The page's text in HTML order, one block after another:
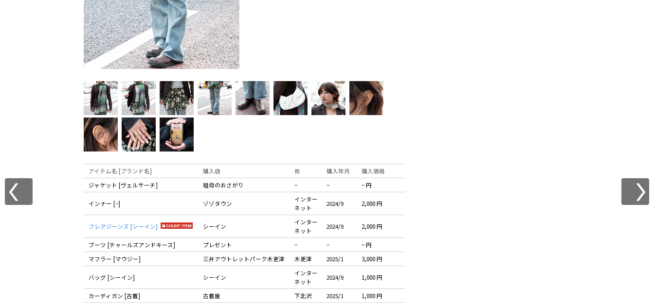
アイテム名 [ブランド名] 購入店 街 購入年月
購入価格
ジャケット [ヴェルサーチ]
祖母のおさがり − − − 円
インナー [−] ゾゾタウン
インター
ネット
2024/9 2,000 円
フレアジーンズ [シーイン] シーイン
インター
ネット
2024/9 2,000 円
ブーツ [チャールズアンドキース] プレゼント − −
− 円
マフラー [マウジー]
三井アウトレットパーク木更津 木更津 2025/1 3,000 円
バッグ [シーイン] シーイン
インター
ネット
2024/9 1,000 円
カーディガン [古着] 古着屋 下北沢 2025/1
1,000 円